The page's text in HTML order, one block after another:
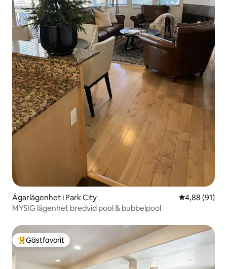
Ägarlägenhet i Park City 4,88 av 5 i
4,88 (91)
MYSIG lägenhet bredvid pool & bubbelpool
Populär gästfavorit
Gästfavorit